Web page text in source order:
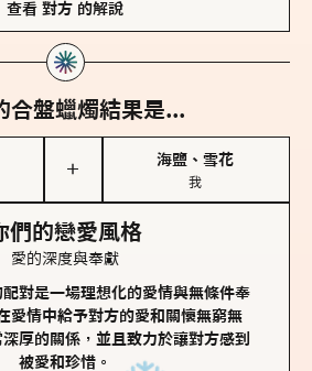
查看 對方 的解說
合盤蠟燭結果是...
＋
海鹽、雪花
我
們的戀愛風格
愛的深度與奉獻
對是一場理想化的愛情與無條件奉
愛情中給予對方的愛和關懷無窮無
厚的關係，並且致力於讓對方感到
被愛和珍惜。